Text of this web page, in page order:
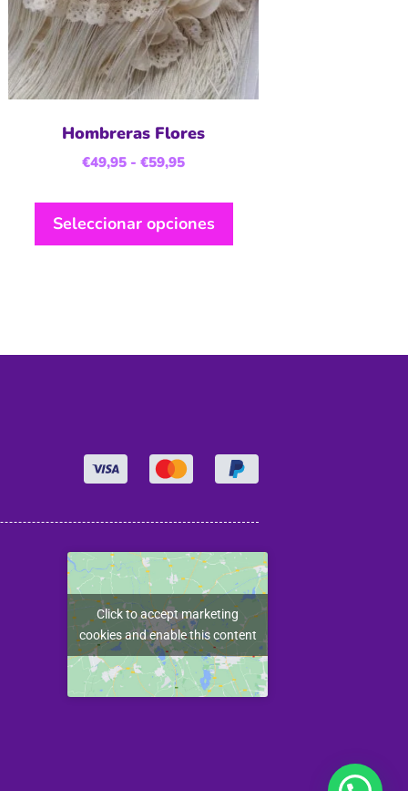
Hombreras Flores
€49,95 - €59,95
Seleccionar opciones
Click to accept marketing
cookies and enable this content